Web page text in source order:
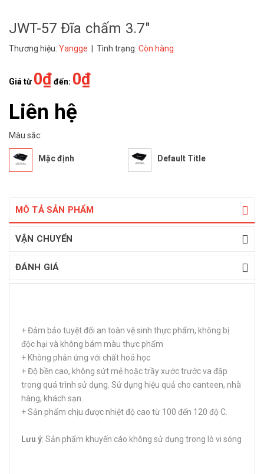
JWT-57 Đĩa chấm 3.7"
Thương hiệu: Yangge | Tình trạng: Còn hàng
Giá từ 0₫đến: 0₫
Liên hệ
Màu sắc:
Mặc định Default Title
MÔ TẢ SẢN PHẨM
VẬN CHUYỂN
ĐÁNH GIÁ
+ Đảm bảo tuyệt đối an toàn vệ sinh thực phẩm, không bị
độc hại và không bám màu thực phẩm
+ Không phản ứng với chất hoá học
+ Độ bền cao, không sứt mẻ hoặc trầy xước trước va đập
trong quá trình sử dụng. Sử dụng hiệu quả cho canteen, nhà
hàng, khách sạn.
+ Sản phẩm chịu được nhiệt độ cao từ 100 đến 120 độ C.
Lưu ý: Sản phẩm khuyến cáo không sử dụng trong lò vi sóng